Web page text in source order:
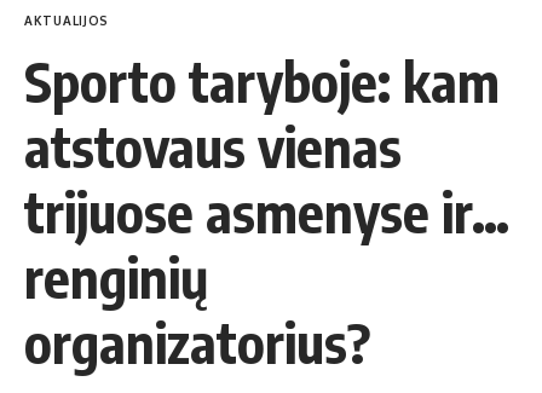
AKTUALIJOS
Sporto taryboje: kam
atstovaus vienas
trijuose asmenyse ir…
renginių
organizatorius?